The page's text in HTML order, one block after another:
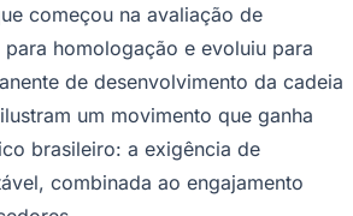
começou na avaliação de
homologação e evoluiu para
de desenvolvimento da cadeia
um movimento que ganha
brasileiro: a exigência de
combinada ao engajamento